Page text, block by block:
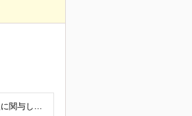
＜職種未経験歓迎・業種未経験歓迎＞ これまでの経験よりも、地方創生・中小企業支援に関与したい想いを重視した採用を行っております。